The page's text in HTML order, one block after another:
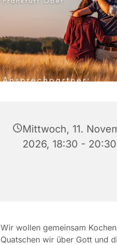
Mittwoch, 11.
2026, 18:30 -
Wir wollen gemeinsam
Quatschen wir über Gott und